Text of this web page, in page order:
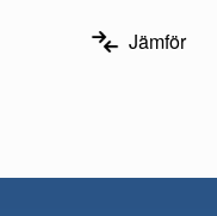
Jämför